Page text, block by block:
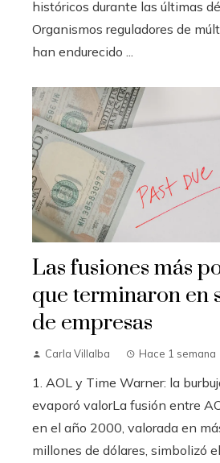
históricos durante las últimas
Organismos reguladores de
han endurecido ...
Las fusiones más
que terminaron en
de empresas
Carla Villalba Hace 1 semana
1. AOL y Time Warner: la
evaporó valorLa fusión entre
en el año 2000, valorada en
millones de dólares, simbolizó el